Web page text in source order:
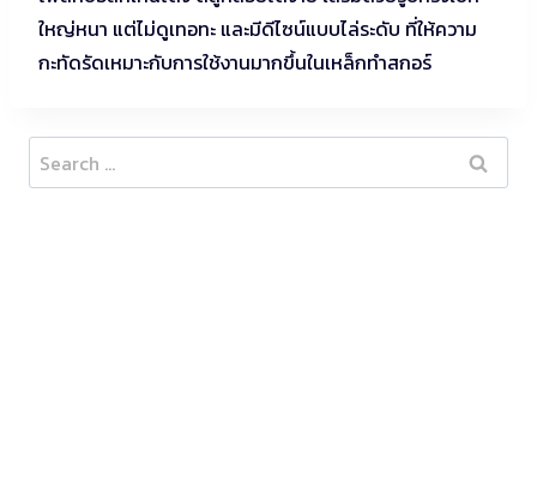
ใหญ่หนา แต่ไม่ดูเทอทะ และมีดีไซน์แบบไล่ระดับ ที่ให้ความ
กะทัดรัดเหมาะกับการใช้งานมากขึ้นในเหล็กทำสกอร์
Search
for: